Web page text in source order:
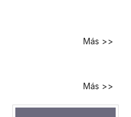
Más >>
Más >>